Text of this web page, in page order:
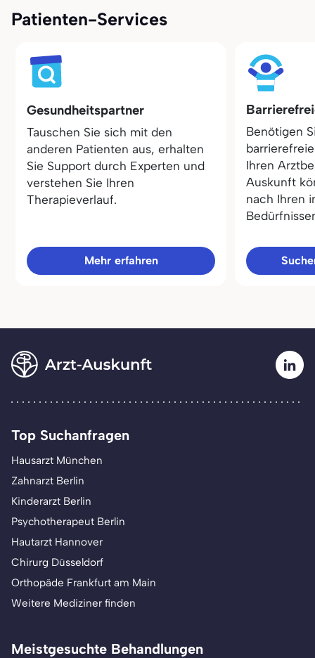
Patienten-Services
Gesundheitspartner
Tauschen Sie sich mit den
anderen Patienten aus, erhalten
Sie Support durch Experten und
verstehen Sie Ihren
Therapieverlauf.
Mehr erfahren
Benötigen
Ihren
Auskunft
nach Ihren
Top Suchanfragen
Hausarzt München
Zahnarzt Berlin
Kinderarzt Berlin
Psychotherapeut Berlin
Hautarzt Hannover
Chirurg Düsseldorf
Orthopäde Frankfurt am Main
Weitere Mediziner finden
Meistgesuchte Behandlungen